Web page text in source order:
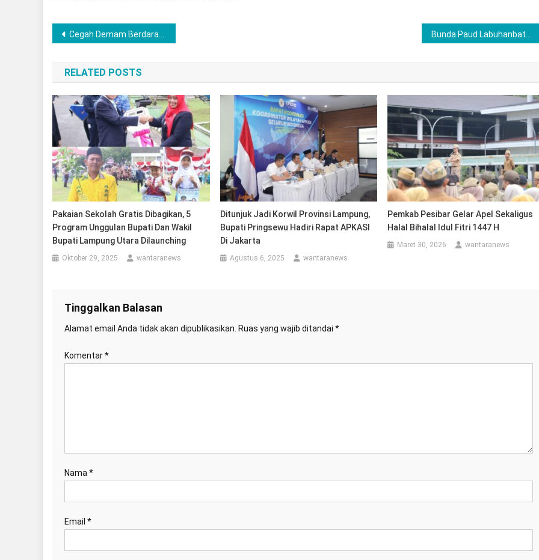
Navigasi
pos
Cegah Demam Berdarah, Siddokes Bersama Dinkes Lakukan Fogging di Lingkungan Polres Musi Rawas
RELATED POSTS
Pakaian Sekolah Gratis Dibagikan, 5
Program Unggulan Bupati Dan Wakil
Bupati Lampung Utara Dilaunching
Oktober 29, 2025 wantaranews
Ditunjuk Jadi Korwil Provinsi Lampung,
Bupati Pringsewu Hadiri Rapat APKASI
Di Jakarta
Agustus 6, 2025 wantaranews
Pemkab Pesibar Gelar Apel Sekaligus
Halal Bihalal Idul Fitri 1447 H
Maret 30, 2026 wantaranews
Tinggalkan Balasan
Alamat email Anda tidak akan dipublikasikan. Ruas yang wajib ditandai *
Komentar*
Nama*
Email *